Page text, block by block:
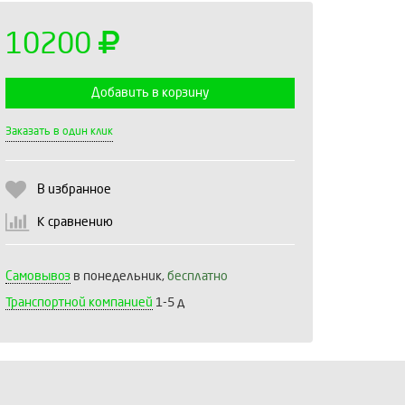
10200
Добавить в корзину
Заказать в один клик
В избранное
К сравнению
Самовывоз в понедельник, бесплатно
Транспортной компанией 1-5 д